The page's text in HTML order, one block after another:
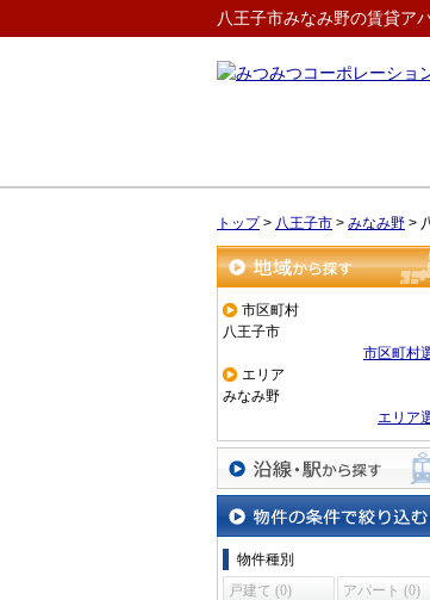
八王子市みなみ野の賃貸ア
トップ> 八王子市 > みなみ野 >
地域から探す
市区町村
八王子市
市区町村
エリア
みなみ野
エリア
沿線・駅から探す
物件の条件で絞り込む
物件種別
戸建て (0)
アパート (0)